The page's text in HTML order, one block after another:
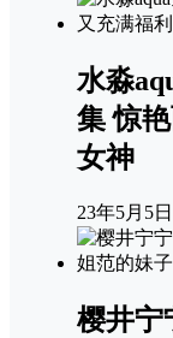
水淼
集 惊
女神
23年5月5日
樱井宁